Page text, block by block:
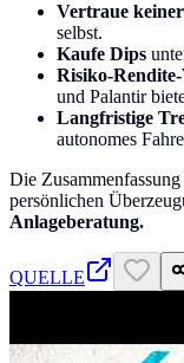
Vertraue
selbst.
Kaufe Dips
Risiko-
und Palantir
Langfristige
autonomes
Die
persönlichen
Anlageberatung.
QUELLE